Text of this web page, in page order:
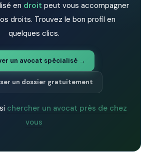
en droit peut vous accompagner
droits. Trouvez le bon profil en
quelques clics.
un avocat spécialisé →
un dossier gratuitement
chercher un avocat près de chez
vous